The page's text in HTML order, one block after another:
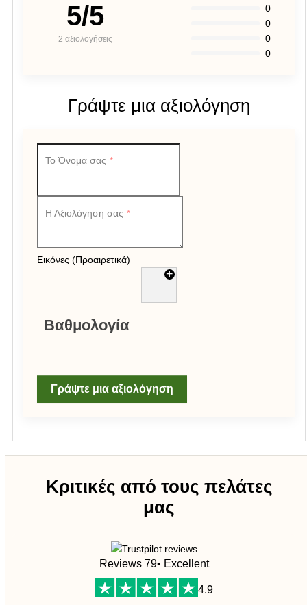
5/5
2 αξιολογήσεις
0
0
0
0
Γράψτε μια αξιολόγηση
Το Όνομα σας
Η Αξιολόγηση σας
Εικόνες (Προαιρετικά)
+
Βαθμολογία
Γράψτε μια αξιολόγηση
Κριτικές από τους πελάτες
μας
Reviews 79• Excellent
4.9